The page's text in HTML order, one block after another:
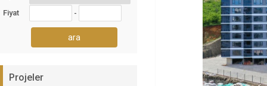
Fiyat
-
Projeler